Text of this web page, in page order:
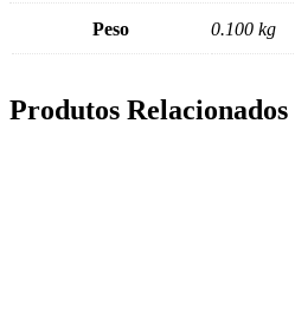
Peso 0.100 kg
Produtos Relacionados